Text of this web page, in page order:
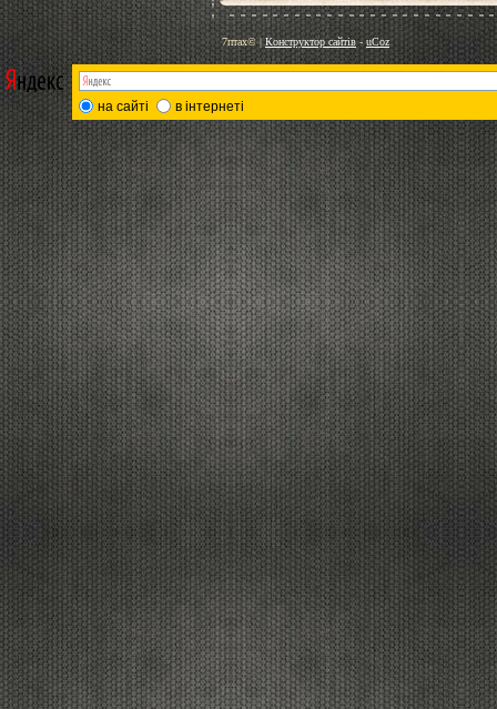
7птах©|Конструктор сайтів-uCoz
на сайті в інтернеті